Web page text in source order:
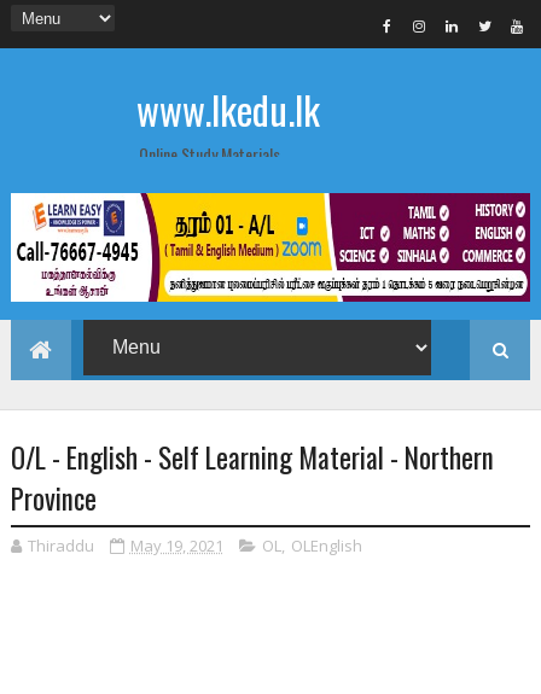
www.lkedu.lk
Online Study Materials
O/L - English - Self Learning Material - Northern
Province
Thiraddu May 19, 2021 OL, OLEnglish